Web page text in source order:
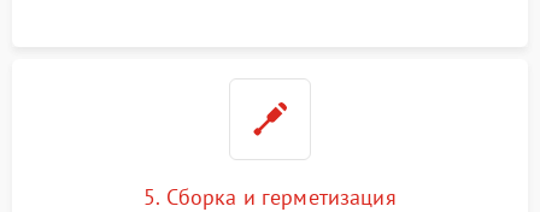
5. Сборка и герметизация